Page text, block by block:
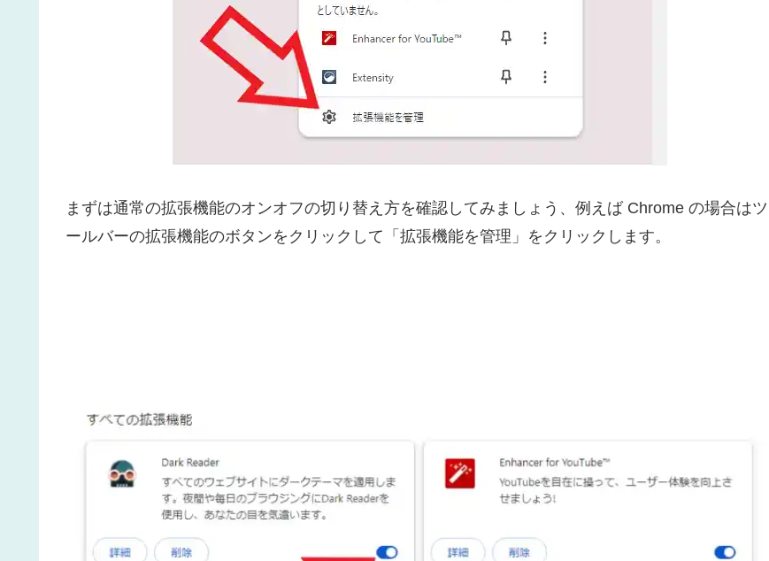
まずは通常の拡張機能のオンオフの切り替え方を確認してみましょう、例えば Chrome の場合はツ
ールバーの拡張機能のボタンをクリックして「拡張機能を管理」をクリックします。